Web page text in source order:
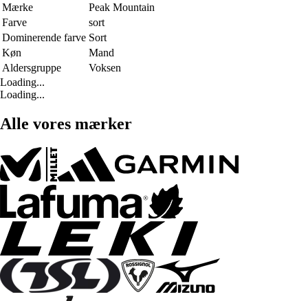
Mærke
Peak Mountain
Farve
sort
Dominerende farve Sort
Køn
Mand
Aldersgruppe
Voksen
Loading...
Loading...
Alle vores mærker